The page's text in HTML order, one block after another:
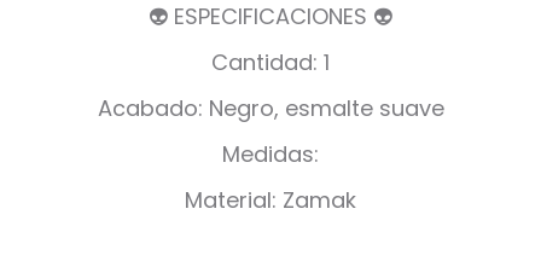
👽 ESPECIFICACIONES 👽
Cantidad: 1
Acabado: Negro, esmalte suave
Medidas:
Material: Zamak